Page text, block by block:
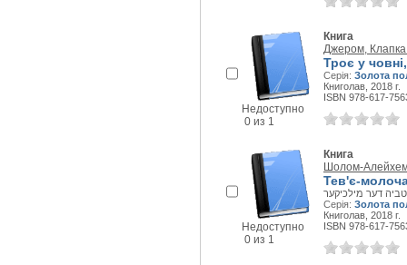
Недоступно
0 из 1
Книга
Джером,
Троє у
Серія: Золота
Книголав, 2018 г.
ISBN 978-617-
Недоступно
0 из 1
Книга
Шолом-
Тев'є-
טביה דער מילכיקער
Серія: Золота
Книголав, 2018 г.
ISBN 978-617-